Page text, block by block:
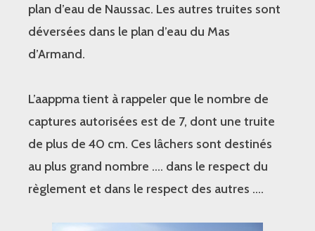
plan d’eau de Naussac. Les autres truites sont
déversées dans le plan d’eau du Mas
d’Armand.
L’aappma tient à rappeler que le nombre de
captures autorisées est de 7, dont une truite
de plus de 40 cm. Ces lâchers sont destinés
au plus grand nombre …. dans le respect du
règlement et dans le respect des autres ….